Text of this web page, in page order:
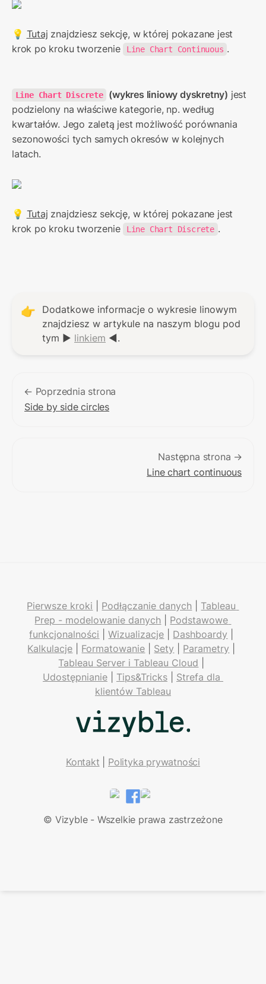
💡 Tutaj znajdziesz sekcję, w której pokazane jest
krok po kroku tworzenie
Line Chart Continuous .
Line Chart Discrete (wykres liniowy dyskretny) jest
podzielony na właściwe kategorie, np. według
kwartałów. Jego zaletą jest możliwość porównania
sezonowości tych samych okresów w kolejnych
latach.
💡 Tutaj znajdziesz sekcję, w której pokazane jest
krok po kroku tworzenie
Line Chart Discrete .
👉
Dodatkowe informacje o wykresie linowym
znajdziesz w artykule na naszym blogu pod
tym ▶ linkiem ◀.
← Poprzednia strona
Side by side circles
Następna strona →
Line chart continuous
Pierwsze kroki Podłączanie danych
Tableau
Prep - modelowanie danych
Podstawowe
funkcjonalności | Wizualizacje Dashboardy
Kalkulacje
Formatowanie Sety Parametry
Tableau Server i Tableau Cloud
Udostępnianie | Tips&Tricks | Strefa dla
klientów Tableau
Kontakt Polityka prywatności
LinkedInFacebook
© Vizyble - Wszelkie prawa zastrzeżone